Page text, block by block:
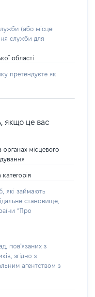
(або місце
служби для
області
претендуєте як
якщо це вас
органах місцевого
категорія
які займають
становище,
“Про
пов'язаних з
згідно з
агентством з